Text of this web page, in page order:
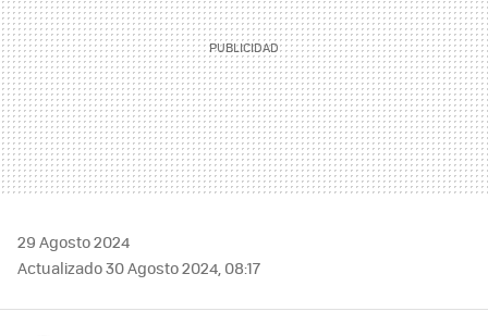
29 Agosto 2024
Actualizado 30 Agosto 2024, 08:17